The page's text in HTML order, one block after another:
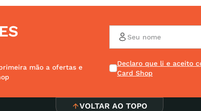
mão a ofertas e
Declaro que li e aceito
Card Shop
VOLTAR AO TOPO